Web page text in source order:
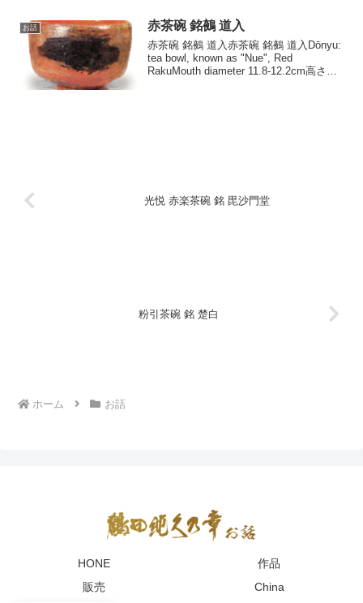
お話 赤茶碗 銘鵺 道入
赤茶碗 銘鵺 道入赤茶碗 銘鵺 道入Dōnyu:
tea bowl, known as "Nue", Red
RakuMouth diameter 11.8-12.2cm高さ
光悦 赤楽茶碗 銘 毘沙門堂
粉引茶碗 銘 楚白
ホーム お話
HONE
作品
販売
China